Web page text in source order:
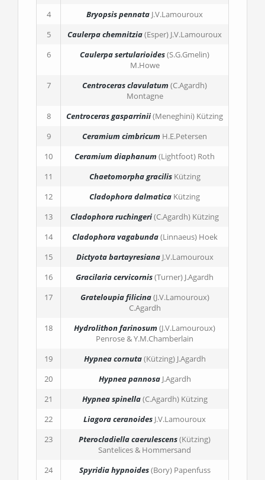
4
Bryopsis pennata J.V.Lamouroux
5
Caulerpa chemnitzia(Esper) J.V.Lamouroux
6
Caulerpa sertularioides(S.G.Gmelin)
M.Howe
7
Centroceras clavulatum (C.Agardh)
Montagne
8
Centroceras gasparrinii(Meneghini) Kützing
9
Ceramium cimbricum H.E.Petersen
10
Ceramium diaphanum (Lightfoot) Roth
11
Chaetomorpha gracilis Kützing
12
Cladophora dalmatica Kützing
13
Cladophora ruchingeri(C.Agardh) Kützing
14
Cladophora vagabunda(Linnaeus) Hoek
15
Dictyota bartayresiana J.V.Lamouroux
16
Gracilaria cervicornis(Turner) J.Agardh
17
Grateloupia filicina(J.V.Lamouroux)
C.Agardh
18
Hydrolithon farinosum (J.V.Lamouroux)
Penrose & Y.M.Chamberlain
19
Hypnea cornuta(Kützing) J.Agardh
20
Hypnea pannosa J.Agardh
21
Hypnea spinella(C.Agardh) Kützing
22
Liagora ceranoides J.V.Lamouroux
23
Pterocladiella caerulescens(Kützing)
Santelices & Hommersand
24
Spyridia hypnoides(Bory) Papenfuss